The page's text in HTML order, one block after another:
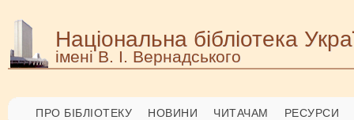
Національна бібліотека
імені В. І. Вернадського
ПРО БІБЛІОТЕКУ НОВИНИ ЧИТАЧАМ РЕСУРСИ